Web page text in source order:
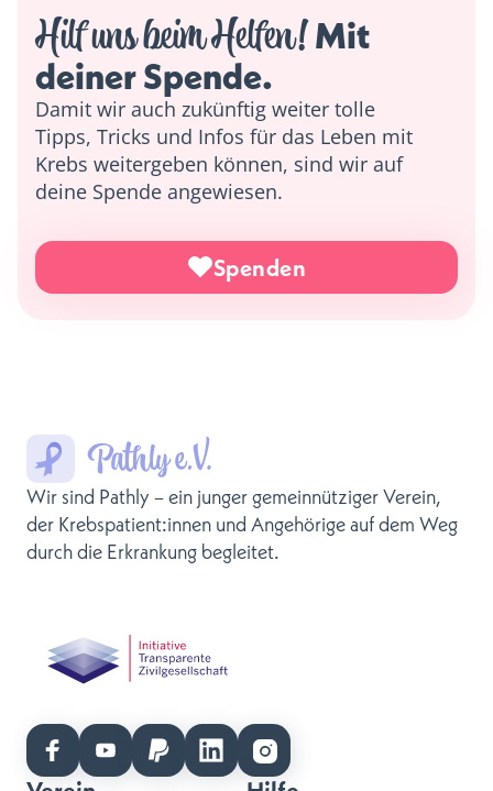
Hilf uns beim Helfen! Mit
deiner Spende.
Damit wir auch zukünftig weiter tolle
Tipps, Tricks und Infos für das Leben mit
Krebs weitergeben können, sind wir auf
deine Spende angewiesen.
Spenden
Wir sind Pathly – ein junger gemeinnütziger Verein,
der Krebspatient:innen und Angehörige auf dem Weg
durch die Erkrankung begleitet.